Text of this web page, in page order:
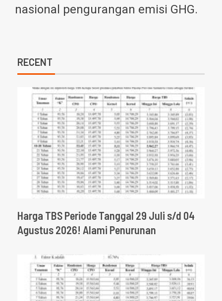
nasional pengurangan emisi GHG.
RECENT
Harga TBS Periode Tanggal 29 Juli s/d 04
Agustus 2026! Alami Penurunan